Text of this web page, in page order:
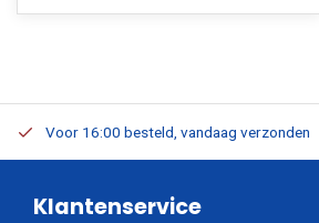
Voor 16:00 besteld, vandaag verzonden
Klantenservice